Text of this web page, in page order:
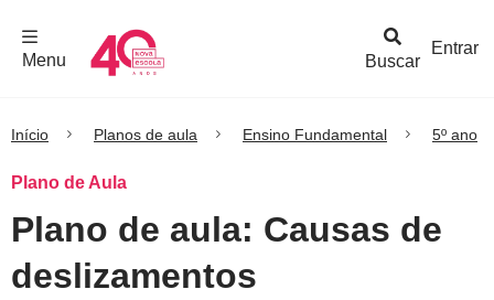
Buscar
Menu
Entrar
Início Planos de aula Ensino Fundamental 5º ano
Plano de Aula
Plano de aula: Causas de
deslizamentos